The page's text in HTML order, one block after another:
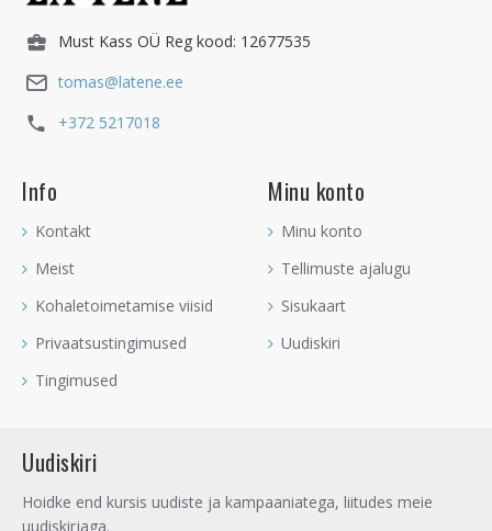
Must Kass OÜ Reg kood: 12677535
tomas@latene.ee
+372 5217018
Info
Kontakt
Meist
Kohaletoimetamise viisid
Privaatsustingimused
Tingimused
Minu konto
Minu konto
Tellimuste ajalugu
Sisukaart
Uudiskiri
Uudiskiri
Hoidke end kursis uudiste ja kampaaniatega, liitudes meie
uudiskirjaga.